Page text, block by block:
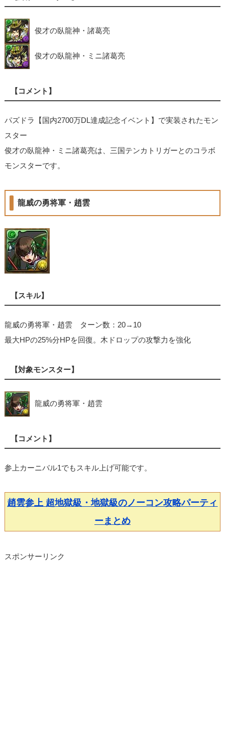
俊才の臥龍神・諸葛亮
俊才の臥龍神・ミニ諸葛亮
【コメント】
パズドラ【国内2700万DL達成記念イベント】で実装されたモン
スター
俊才の臥龍神・ミニ諸葛亮は、三国テンカトリガーとのコラボ
モンスターです。
龍威の勇将軍・趙雲
【スキル】
龍威の勇将軍・趙雲 ターン数：20→10
最大HPの25%分HPを回復。木ドロップの攻撃力を強化
【対象モンスター】
龍威の勇将軍・趙雲
【コメント】
参上カーニバル1でもスキル上げ可能です。
趙雲参上 超地獄級・地獄級のノーコン攻略パーティ
ーまとめ
スポンサーリンク